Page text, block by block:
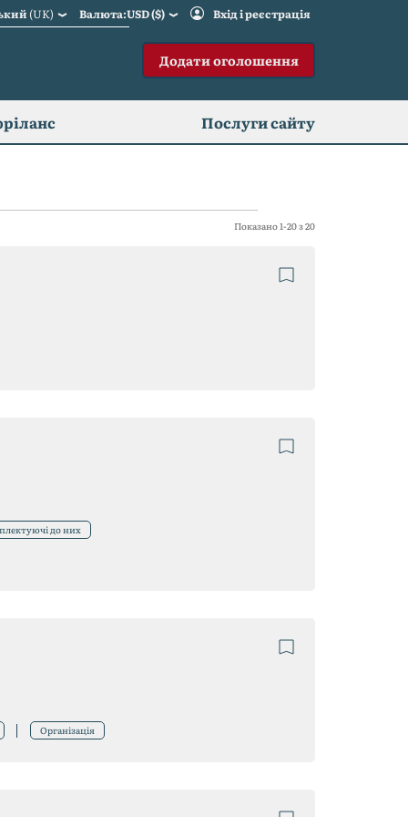
(UK) Валюта:USD ($) Вхід і реєстрація
Додати оголошення
Послуги сайту
Показано 1-20 з 20
до них
Організація